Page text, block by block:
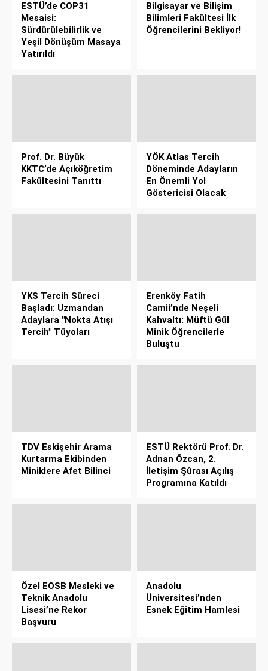
ESTÜ’de COP31
Mesaisi:
Sürdürülebilirlik ve
Yeşil Dönüşüm Masaya
Yatırıldı
Bilgisayar ve Bilişim
Bilimleri Fakültesi İlk
Öğrencilerini Bekliyor!
Prof. Dr. Büyük
KKTC’de Açıköğretim
Fakültesini Tanıttı
YÖK Atlas Tercih
Döneminde Adayların
En Önemli Yol
Göstericisi Olacak
YKS Tercih Süreci
Başladı: Uzmandan
Adaylara "Nokta Atışı
Tercih" Tüyoları
Erenköy Fatih
Camii’nde Neşeli
Kahvaltı: Müftü Gül
Minik Öğrencilerle
Buluştu
TDV Eskişehir Arama
Kurtarma Ekibinden
Miniklere Afet Bilinci
ESTÜ Rektörü Prof. Dr.
Adnan Özcan, 2.
İletişim Şûrası Açılış
Programına Katıldı
Özel EOSB Mesleki ve
Teknik Anadolu
Lisesi’ne Rekor
Başvuru
Anadolu
Üniversitesi’nden
Esnek Eğitim Hamlesi